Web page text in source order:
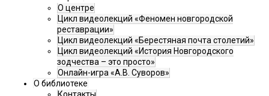
О центре
Цикл видеолекций «Феномен новгородской
реставрации»
Цикл видеолекций «Берестяная почта столетий»
Цикл видеолекций «История Новгородского
зодчества – это просто»
Онлайн-игра «А.В. Суворов»
О библиотеке